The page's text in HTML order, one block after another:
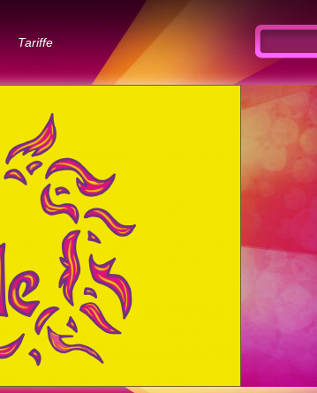
Tariffe